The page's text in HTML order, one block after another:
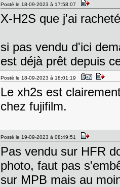
Posté le 18-09-2023 à 17:58:07
X-H2S que j'ai
si pas vendu d'ici
est déjà prêt depuis
Posté le 18-09-2023 à 18:01:19
Le xh2s est
chez fujifilm.
Posté le 19-09-2023 à 08:49:51
Pas vendu sur HFR
photo, faut pas
sur MPB mais au